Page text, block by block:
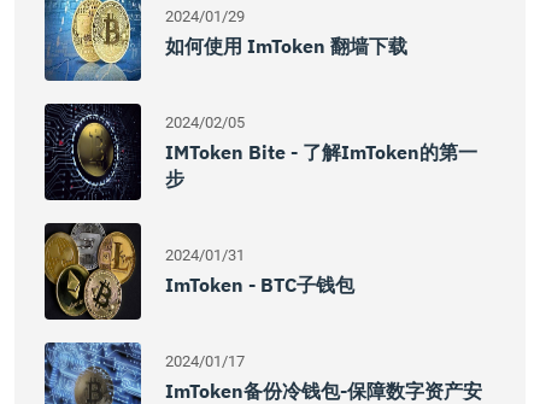
2024/01/29
如何使用 ImToken 翻墙下载
2024/02/05
IMToken Bite - 了解imToken的第一
步
2024/01/31
ImToken - BTC子钱包
2024/01/17
ImToken备份冷钱包-保障数字资产安